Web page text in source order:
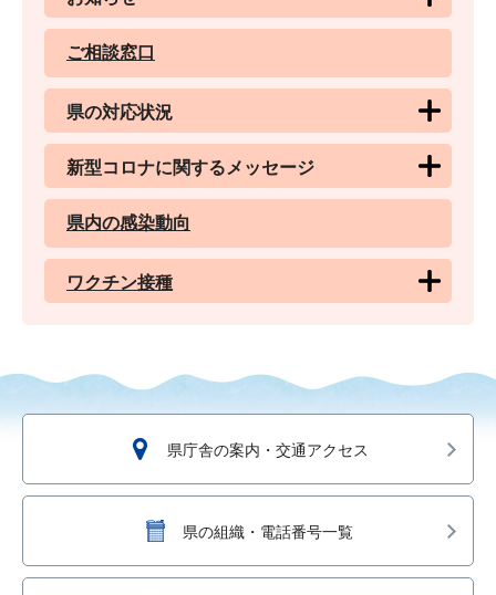
ご相談窓口
県の対応状況
新型コロナに関するメッセージ
県内の感染動向
ワクチン接種
県庁舎の案内・交通アクセス
県の組織・電話番号一覧